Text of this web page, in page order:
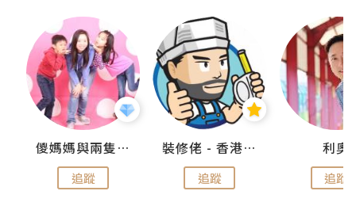
儍媽媽與兩隻小魔怪之家
追蹤
裝修佬 - 香港一站式網上裝修平台
追蹤
利奧
追蹤